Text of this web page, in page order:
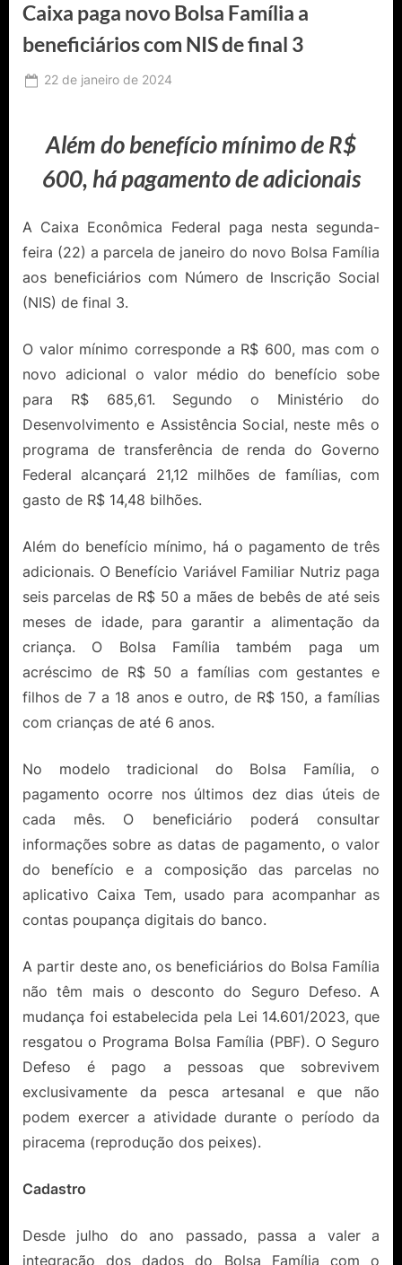
Caixa paga novo Bolsa Família a
beneficiários com NIS de final 3
Posted
22 de janeiro de 2024
Além do benefício mínimo de R$
600, há pagamento de adicionais
A Caixa Econômica Federal paga nesta segunda-
feira (22) a parcela de janeiro do novo Bolsa Família
aos beneficiários com Número de Inscrição Social
(NIS) de final 3.
O valor mínimo corresponde a R$ 600, mas com o
novo adicional o valor médio do benefício sobe
para R$ 685,61. Segundo o Ministério do
Desenvolvimento e Assistência Social, neste mês o
programa de transferência de renda do Governo
Federal alcançará 21,12 milhões de famílias, com
gasto de R$ 14,48 bilhões.
Além do benefício mínimo, há o pagamento de três
adicionais. O Benefício Variável Familiar Nutriz paga
seis parcelas de R$ 50 a mães de bebês de até seis
meses de idade, para garantir a alimentação da
criança. O Bolsa Família também paga um
acréscimo de R$ 50 a famílias com gestantes e
filhos de 7 a 18 anos e outro, de R$ 150, a famílias
com crianças de até 6 anos.
No modelo tradicional do Bolsa Família, o
pagamento ocorre nos últimos dez dias úteis de
cada mês. O beneficiário poderá consultar
informações sobre as datas de pagamento, o valor
do benefício e a composição das parcelas no
aplicativo Caixa Tem, usado para acompanhar as
contas poupança digitais do banco.
A partir deste ano, os beneficiários do Bolsa Família
não têm mais o desconto do Seguro Defeso. A
mudança foi estabelecida pela Lei 14.601/2023, que
resgatou o Programa Bolsa Família (PBF). O Seguro
Defeso é pago a pessoas que sobrevivem
exclusivamente da pesca artesanal e que não
podem exercer a atividade durante o período da
piracema (reprodução dos peixes).
Cadastro
Desde julho do ano passado, passa a valer a
integração dos dados do Bolsa Família com o